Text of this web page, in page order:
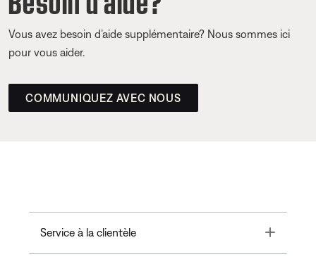
Vous avez besoin d’aide supplémentaire? Nous sommes ici
pour vous aider.
COMMUNIQUEZ AVEC NOUS
Service à la clientèle Toggle